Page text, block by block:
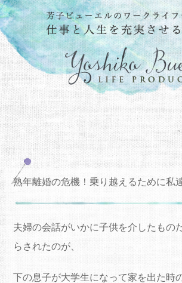
熟年離婚の危機！乗り越えるために私
夫婦の会話がいかに子供を介したもの
らされたのが、
下の息子が大学生になって家を出た時